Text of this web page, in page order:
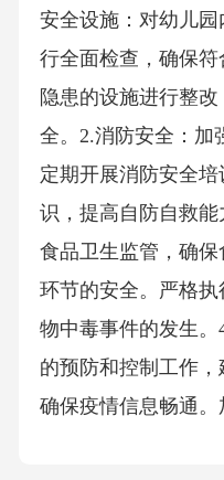
安全设施：对幼儿
行全面检查，确保
隐患的设施进行整
全。2.消防安全：加
定期开展消防安全
识，提高自防自救
食品卫生监管，确
环节的安全。严格
物中毒事件的发生
的预防和控制工作，
确保疫情信息畅通